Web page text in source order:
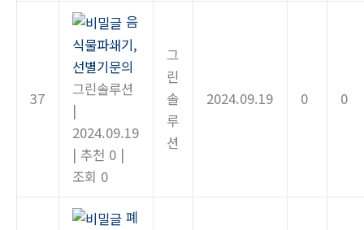
37
음
식물파쇄기,
선별기문의
그린솔루션
|
2024.09.19
| 추천 0 |
조회 0
그
린
솔
루
션
2024.09.19 0 0
폐